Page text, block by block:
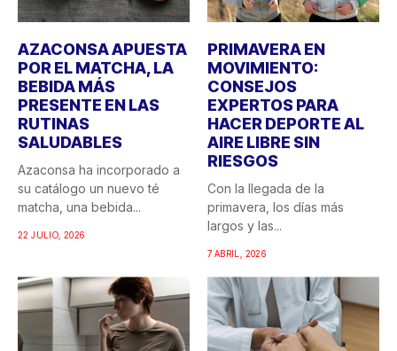
AZACONSA APUESTA
POR EL MATCHA, LA
BEBIDA MÁS
PRESENTE EN LAS
RUTINAS
SALUDABLES
Azaconsa ha incorporado a
su catálogo un nuevo té
matcha, una bebida...
22 JULIO, 2026
PRIMAVERA EN
MOVIMIENTO:
CONSEJOS
EXPERTOS PARA
HACER DEPORTE AL
AIRE LIBRE SIN
RIESGOS
Con la llegada de la
primavera, los días más
largos y las...
7 ABRIL, 2026